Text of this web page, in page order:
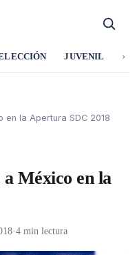
JUVENIL ›
en la Apertura SDC 2018
México en la
·4 min lectura